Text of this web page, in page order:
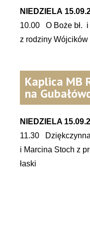
NIEDZIELA
10.00 O Boże bł.
z rodziny Wójcików
Kaplica MB
na
NIEDZIELA
11.30
i Marcina Stoch z
łaski